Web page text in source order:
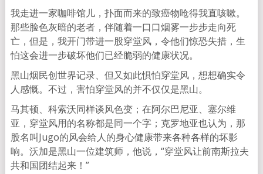
我走进一家咖啡馆儿，扑面而来的致癌物呛得我直咳嗽。
那些脸色灰暗的老者，伴随着一口口烟雾一步步走向死
亡，但是，我开门带进一股穿堂风，令他们惊恐失措，生
怕这会进一步破坏他们已经脆弱的健康状况。
黑山烟民创世界记录、但又如此惧怕穿堂风，想想确实令
人感慨。不过，害怕穿堂风的并不仅仅是黑山。
马其顿、科索沃同样谈风色变；在阿尔巴尼亚、塞尔维
亚，穿堂风用的名称都是同一个字；克罗地亚也认为，那
股名叫Jugo的风会给人的身心健康带来各种各样的坏影
响。沃加是黑山一位建筑师，他说，“穿堂风让前南斯拉夫
共和国团结起来！”